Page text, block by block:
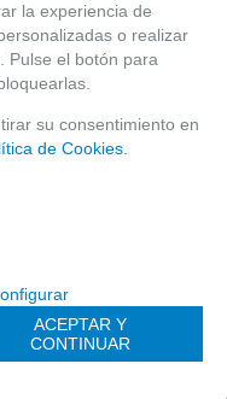
la experiencia de
o realizar
Pulse el botón para
su consentimiento en
de Cookies.
ACEPTAR Y
CONTINUAR